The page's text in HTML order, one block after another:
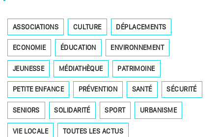
ASSOCIATIONS CULTURE DÉPLACEMENTS
ECONOMIE ÉDUCATION ENVIRONNEMENT
JEUNESSE MÉDIATHÈQUE PATRIMOINE
PETITE ENFANCE PRÉVENTION SANTÉ SÉCURITÉ
SENIORS SOLIDARITÉ SPORT URBANISME
VIE LOCALE TOUTES LES ACTUS